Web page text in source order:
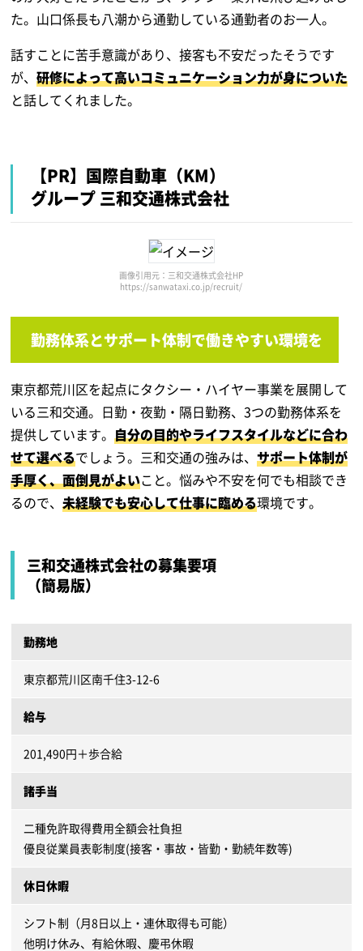
た。山口係長も八潮から通勤している通勤者のお一人。
話すことに苦手意識があり、接客も不安だったそうです
が、研修によって高いコミュニケーション力が身についた
と話してくれました。
【PR】国際自動車（KM）
グループ 三和交通株式会社
画像引用元：三和交通株式会社HP
https://sanwataxi.co.jp/recruit/
勤務体系とサポート体制で働きやすい環境を
東京都荒川区を起点にタクシー・ハイヤー事業を展開して
いる三和交通。日勤・夜勤・隔日勤務、3つの勤務体系を
提供しています。自分の目的やライフスタイルなどに合わ
せて選べるでしょう。三和交通の強みは、サポート体制が
手厚く、面倒見がよいこと。悩みや不安を何でも相談でき
るので、未経験でも安心して仕事に臨める環境です。
三和交通株式会社の募集要項
（簡易版）
勤務地
東京都荒川区南千住3-12-6
給与
201,490円＋歩合給
諸手当
二種免許取得費用全額会社負担
優良従業員表彰制度(接客・事故・皆勤・勤続年数等)
休日休暇
シフト制（月8日以上・連休取得も可能）
他明け休み、有給休暇、慶弔休暇